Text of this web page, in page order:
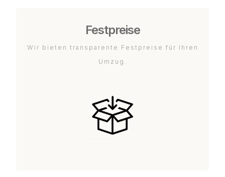
Festpreise
Wir bieten transparente Festpreise für Ihren
Umzug.